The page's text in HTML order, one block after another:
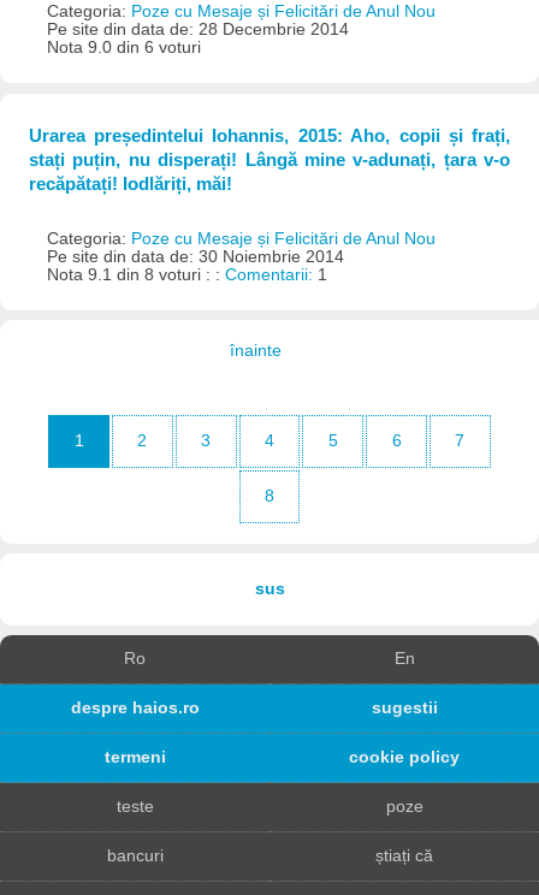
Categoria: Poze cu Mesaje și Felicitări de Anul Nou
Pe site din data de: 28 Decembrie 2014
Nota 9.0 din 6 voturi
Urarea președintelui Iohannis, 2015: Aho, copii și frați,
stați puțin, nu disperați! Lângă mine v-adunați, țara v-o
recăpătați! Iodlăriți, măi!
Categoria: Poze cu Mesaje și Felicitări de Anul Nou
Pe site din data de: 30 Noiembrie 2014
Nota 9.1 din 8 voturi : : Comentarii: 1
înainte
1 2 3 4 5 6 7
8
sus
Ro En
despre haios.ro sugestii
termeni cookie policy
teste poze
bancuri știați că